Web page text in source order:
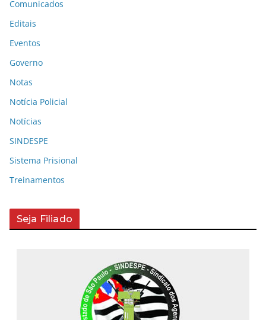
Comunicados
Editais
Eventos
Governo
Notas
Notícia Policial
Notícias
SINDESPE
Sistema Prisional
Treinamentos
Seja Filiado